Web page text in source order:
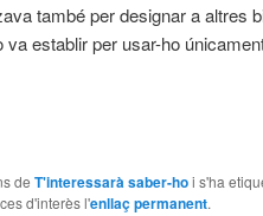
també per designar a altres
establir per usar-ho
de T'interessarà saber-hoi s'ha
d'interès l'enllaç permanent.